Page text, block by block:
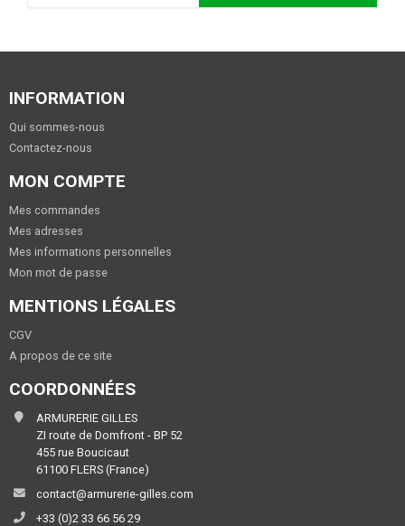
INFORMATION
Qui sommes-nous
Contactez-nous
MON COMPTE
Mes commandes
Mes adresses
Mes informations personnelles
Mon mot de passe
MENTIONS LÉGALES
CGV
A propos de ce site
COORDONNÉES
ARMURERIE GILLES
ZI route de Domfront - BP 52
455 rue Boucicaut
61100 FLERS (France)
contact@armurerie-gilles.com
+33 (0)2 33 66 56 29